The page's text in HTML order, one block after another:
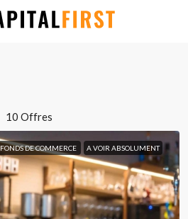
10 Offres
FONDS DE COMMERCE A VOIR ABSOLUMENT